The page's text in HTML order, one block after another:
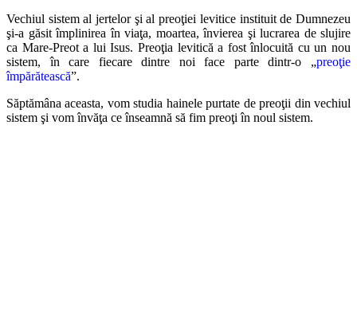
Vechiul sistem al jertelor şi al preoţiei levitice instituit de Dumnezeu
şi-a găsit împlinirea în viaţa, moartea, învierea şi lucrarea de slujire
ca Mare-Preot a lui Isus. Preoţia levitică a fost înlocuită cu un nou
sistem, în care fiecare dintre noi face parte dintr-o „preoţie
împărătească”.
Săptămâna aceasta, vom studia hainele purtate de preoţii din vechiul
sistem şi vom învăţa ce înseamnă să fim preoţi în noul sistem.